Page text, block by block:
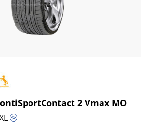
2 Vmax MO
XL